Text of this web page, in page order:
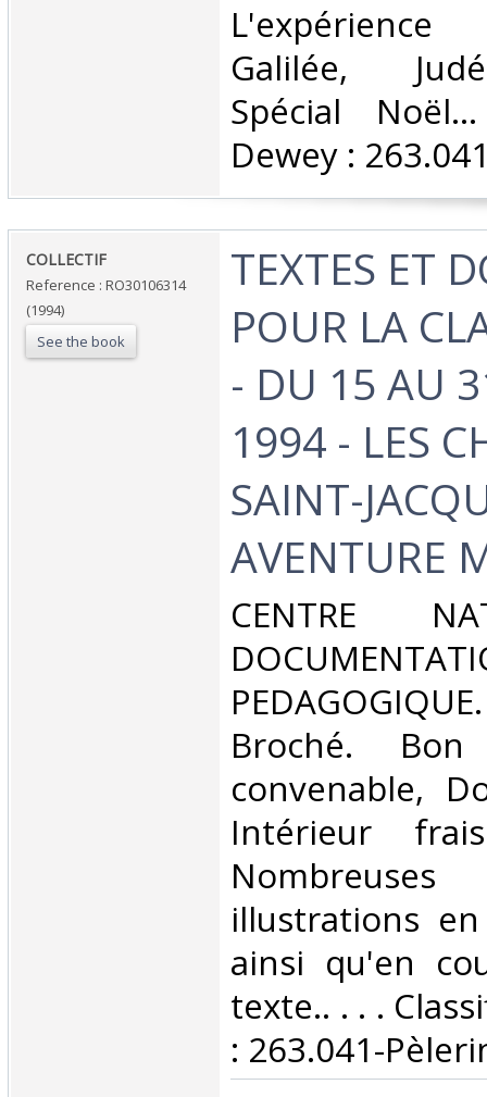
Galilée,
Spécial
Dewey :
‎COLLECTIF‎
Reference : RO30106314
(1994)
See the book
‎TEXTES ET
POUR LA
- DU 15 AU
1994 - LES
SAINT-
AVENTURE
‎CENTRE
Broché.
convenable,
Intérieur
illustrations
ainsi qu'en
texte.. . . .
: 263.041-